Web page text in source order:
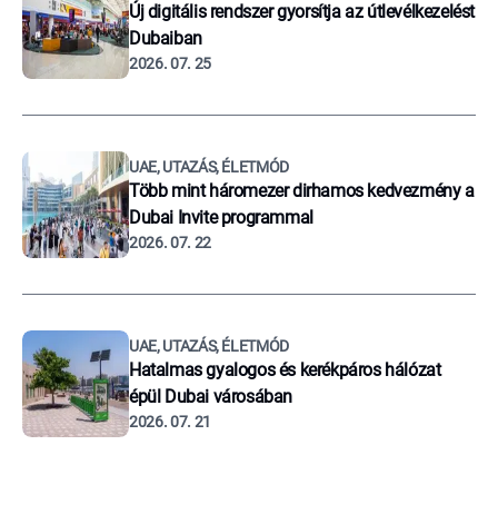
Új digitális rendszer gyorsítja az útlevélkezelést
Dubaiban
2026. 07. 25
UAE, UTAZÁS, ÉLETMÓD
Több mint háromezer dirhamos kedvezmény a
Dubai Invite programmal
2026. 07. 22
UAE, UTAZÁS, ÉLETMÓD
Hatalmas gyalogos és kerékpáros hálózat
épül Dubai városában
2026. 07. 21